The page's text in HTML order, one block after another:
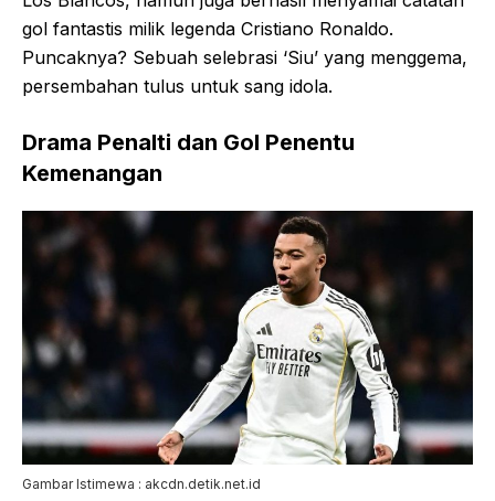
gol fantastis milik legenda Cristiano Ronaldo.
Puncaknya? Sebuah selebrasi ‘Siu’ yang menggema,
persembahan tulus untuk sang idola.
Drama Penalti dan Gol Penentu
Kemenangan
Gambar Istimewa : akcdn.detik.net.id